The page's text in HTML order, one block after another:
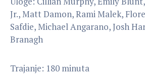
Jr., Matt Damon, Rami Malek,
Safdie, Michael Angarano, Josh
Branagh
Trajanje: 180 minuta